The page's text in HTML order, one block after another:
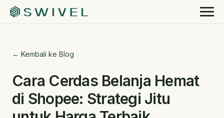
← Kembali ke Blog
Cara Cerdas Belanja Hemat
di Shopee: Strategi Jitu